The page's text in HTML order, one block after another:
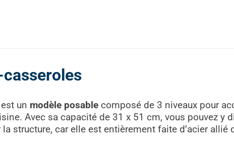
un modèle posable composé de 3 niveaux pour
Avec sa capacité de 31 x 51 cm, vous pouvez
la structure, car elle est entièrement faite d’acier